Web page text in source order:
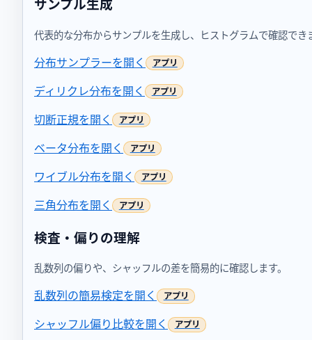
サンプル生成
代表的な分布からサンプルを生成し、ヒストグラムで確認でき
分布サンプラーを開く
ディリクレ分布を開く
切断正規を開く
ベータ分布を開く
ワイブル分布を開く
三角分布を開く
検査・偏りの理解
乱数列の偏りや、シャッフルの差を簡易的に確認します。
乱数列の簡易検定を開く
シャッフル偏り比較を開く